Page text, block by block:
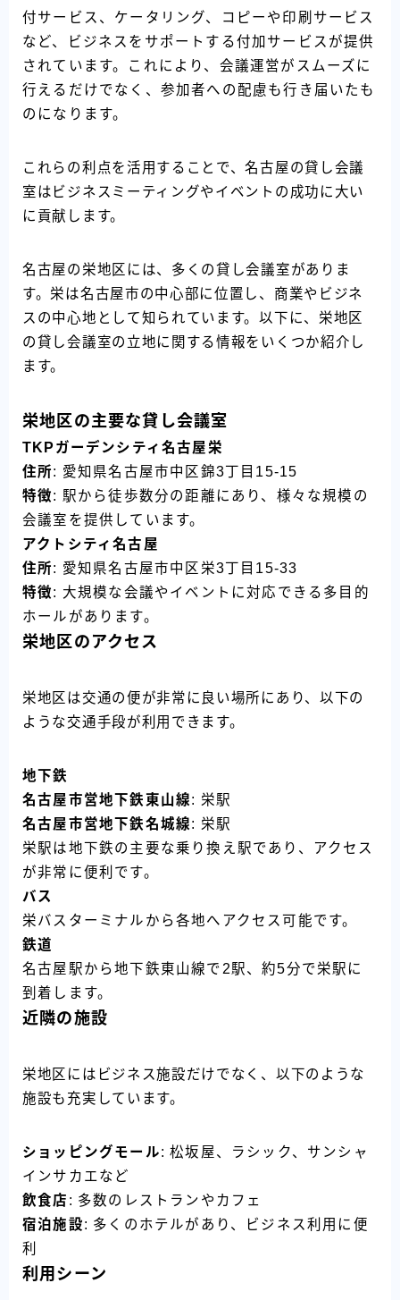
付サービス、ケータリング、コピーや印刷サービス
など、ビジネスをサポートする付加サービスが提供
されています。これにより、会議運営がスムーズに
行えるだけでなく、参加者への配慮も行き届いたも
のになります。
これらの利点を活用することで、名古屋の貸し会議
室はビジネスミーティングやイベントの成功に大い
に貢献します。
名古屋の栄地区には、多くの貸し会議室がありま
す。栄は名古屋市の中心部に位置し、商業やビジネ
スの中心地として知られています。以下に、栄地区
の貸し会議室の立地に関する情報をいくつか紹介し
ます。
栄地区の主要な貸し会議室
TKPガーデンシティ名古屋栄
住所: 愛知県名古屋市中区錦3丁目15-15
特徴: 駅から徒歩数分の距離にあり、様々な規模の
会議室を提供しています。
アクトシティ名古屋
住所: 愛知県名古屋市中区栄3丁目15-33
特徴: 大規模な会議やイベントに対応できる多目的
ホールがあります。
栄地区のアクセス
栄地区は交通の便が非常に良い場所にあり、以下の
ような交通手段が利用できます。
地下鉄
名古屋市営地下鉄東山線: 栄駅
名古屋市営地下鉄名城線: 栄駅
栄駅は地下鉄の主要な乗り換え駅であり、アクセス
が非常に便利です。
バス
栄バスターミナルから各地へアクセス可能です。
鉄道
名古屋駅から地下鉄東山線で2駅、約5分で栄駅に
到着します。
近隣の施設
栄地区にはビジネス施設だけでなく、以下のような
施設も充実しています。
ショッピングモール: 松坂屋、ラシック、サンシャ
インサカエなど
飲食店 : 多数のレストランやカフェ
宿泊施設: 多くのホテルがあり、ビジネス利用に便
利
利用シーン